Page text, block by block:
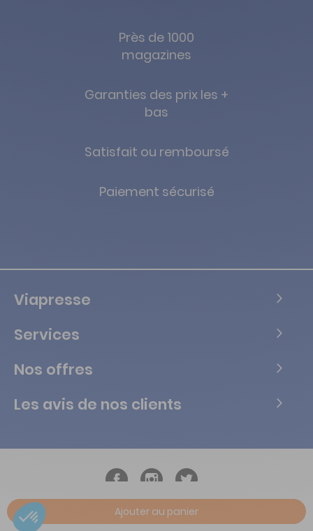
Ajouter au panier
Près de 1000
magazines
Garanties des prix les +
bas
Satisfait ou remboursé
Paiement sécurisé
Viapresse
Services
Nos offres
Les avis de nos clients
Copyright © Tous droits réservés Vialife - 2026.